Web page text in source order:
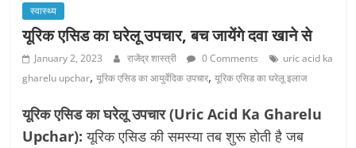
स्वास्थ्य
यूरिक एसिड का घरेलू उपचार, बच जायेंगे दवा खाने से
January 2, 2023 राजेंद्र शास्त्री 0 Comments
uric acid ka
gharelu upchar,यूरिक एसिड का आयुर्वेदिक उपचार,यूरिक एसिड का घरेलू इलाज
यूरिक एसिड का घरेलू उपचार (Uric Acid Ka Gharelu
Upchar): यूरिक एसिड की समस्या तब शुरू होती है जब